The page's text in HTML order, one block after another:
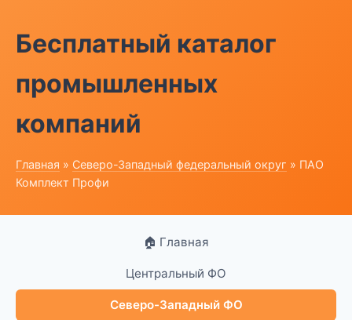
Бесплатный каталог
промышленных
компаний
Главная » Северо-Западный федеральный округ » ПАО
Комплект Профи
🏠 Главная
Центральный ФО
Северо-Западный ФО